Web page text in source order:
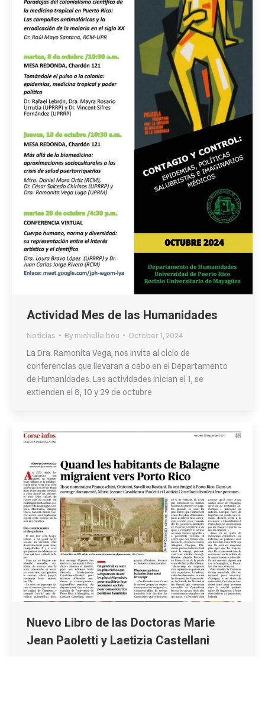
Actividad Mes de las Humanidades
Noticias Bymichelle.bou
October 1, 2024
La Dra. Ramonita Vega, nos invita al ciclo de
conferencias que llevaran a cabo en el Departamento
de Humanidades. Las actividades inician el 1, se
extienden el 8, 10 y 29 de octubre
Nuevo Libro de las Doctoras Marie
Jean Paoletti y Laetizia Castellani